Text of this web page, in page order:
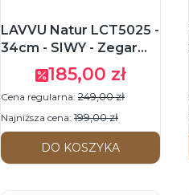
LAVVU Natur LCT5025 -
34cm - SIWY - Zegar
ściennyCena promocyjna
185,00 zł
Cena regularna: 249,00 zł
Najniższa cena: 199,00 zł
DO KOSZYKA